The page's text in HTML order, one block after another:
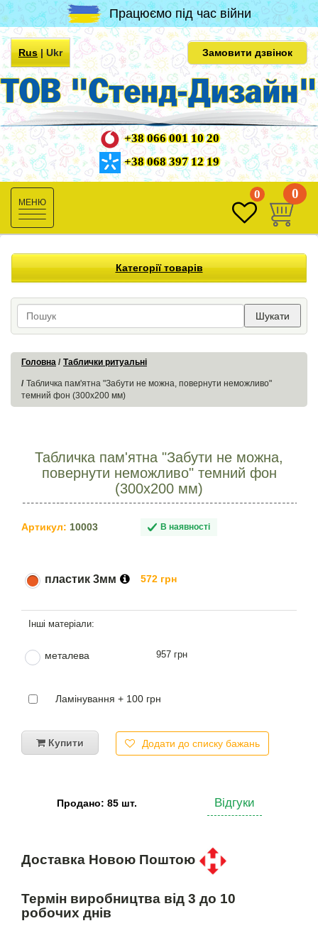
Працюємо під час війни
Rus|Ukr Замовити дзвінок
+38 066 001 10 20
+38 068 397 12 19
Toggle
navigation
0 0
Категорії товарів
Шукати
Головна Таблички ритуальні
Табличка пам'ятна "Забути не можна, повернути неможливо"
темний фон (300х200 мм)
Табличка пам'ятна "Забути не можна,
повернути неможливо" темний фон
(300х200 мм)
Артикул: 10003 В наявності
пластик 3мм 572 грн
металева 957 грн
Ламінування + 100 грн
Купити Додати до списку бажань
Продано: 85 шт. Відгуки
Доставка Новою Поштою
Термін виробництва від 3 до 10
робочих днів